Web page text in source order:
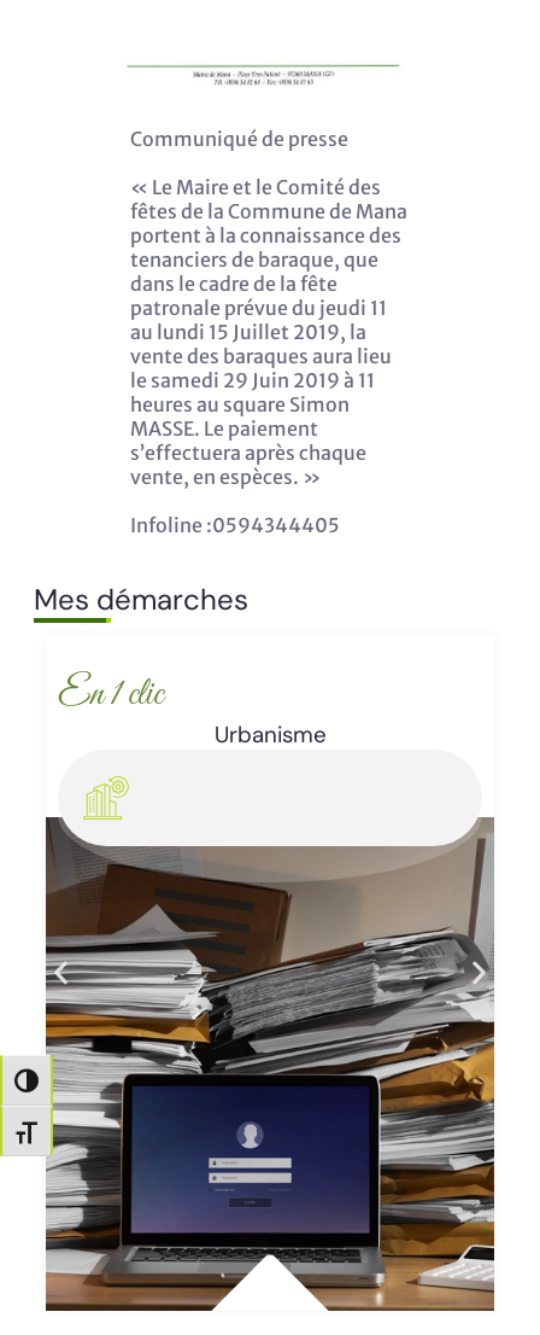
Passer en contraste élevé
Changer la taille de la police
Communiqué de presse
« Le Maire et le Comité des
fêtes de la Commune de Mana
portent à la connaissance des
tenanciers de baraque, que
dans le cadre de la fête
patronale prévue du jeudi 11
au lundi 15 Juillet 2019, la
vente des baraques aura lieu
le samedi 29 Juin 2019 à 11
heures au square Simon
MASSE. Le paiement
s’effectuera après chaque
vente, en espèces. »
Infoline :0594344405
Mes démarches
En 1 clic
Enlèvement d’épaves